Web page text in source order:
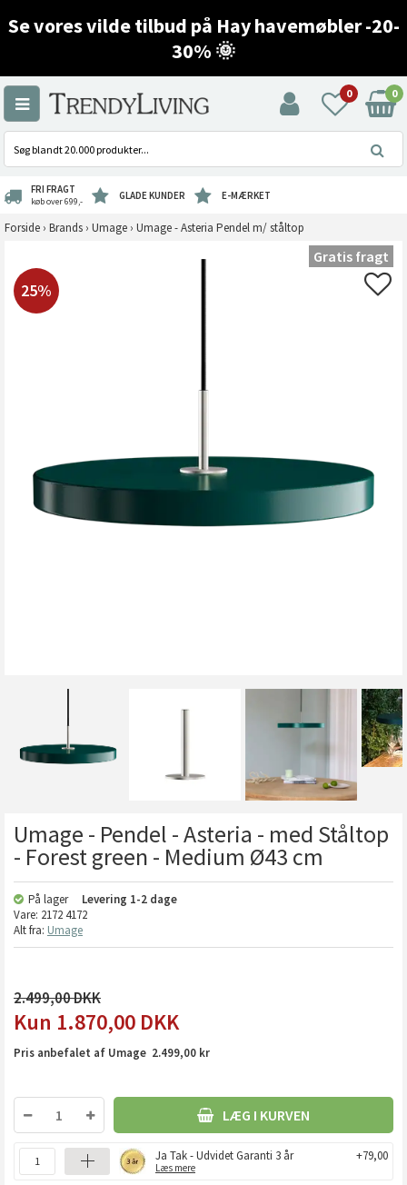
Se vores vilde tilbud på Hay havemøbler -20-
30% 🌞
0 0
FRI FRAGT
køb over 699,- GLADE KUNDER E-MÆRKET
Forside › Brands › Umage › Umage - Asteria Pendel m/ ståltop
25%
Gratis fragt
Umage - Pendel - Asteria - med Ståltop
- Forest green - Medium Ø43 cm
På lager Levering 1-2 dage
Vare: 2172 4172
Alt fra: Umage
2.499,00
1.870,00 DKK
Pris anbefalet af Umage 2.499,00 kr
LÆG I KURVEN
Ja Tak - Udvidet Garanti 3 år
Læs mere
+79,00